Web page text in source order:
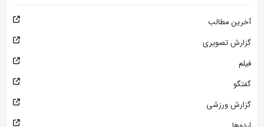
آخرین مطالب
گزارش تصویری
فیلم
گفتگو
گزارش ورزشی